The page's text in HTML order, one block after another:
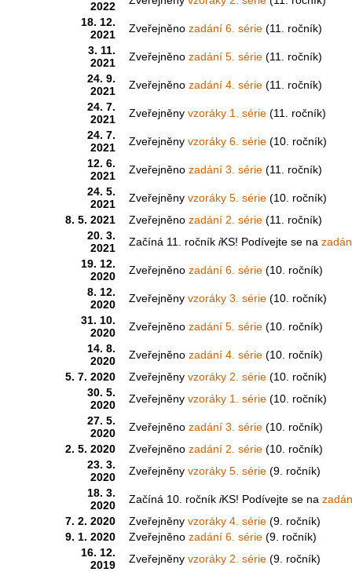
2022
18. 12.
2021
Zveřejněno zadání 6. série (11. ročník)
3. 11.
2021
Zveřejněno zadání 5. série (11. ročník)
24. 9.
2021
Zveřejněno zadání 4. série (11. ročník)
24. 7.
2021
Zveřejněny vzoráky 1. série (11. ročník)
24. 7.
2021
Zveřejněny vzoráky 6. série (10. ročník)
12. 6.
2021
Zveřejněno zadání 3. série (11. ročník)
24. 5.
2021
Zveřejněny vzoráky 5. série (10. ročník)
8. 5. 2021
Zveřejněno zadání 2. série (11. ročník)
20. 3.
2021
Začíná 11. ročník iKS! Podívejte se na
19. 12.
2020
Zveřejněno zadání 6. série (10. ročník)
8. 12.
2020
Zveřejněny vzoráky 3. série (10. ročník)
31. 10.
2020
Zveřejněno zadání 5. série (10. ročník)
14. 8.
2020
Zveřejněno zadání 4. série (10. ročník)
5. 7. 2020
Zveřejněny vzoráky 2. série (10. ročník)
30. 5.
2020
Zveřejněny vzoráky 1. série (10. ročník)
27. 5.
2020
Zveřejněno zadání 3. série (10. ročník)
2. 5. 2020
Zveřejněno zadání 2. série (10. ročník)
23. 3.
2020
Zveřejněny vzoráky 5. série (9. ročník)
18. 3.
2020
Začíná 10. ročník iKS! Podívejte se na
7. 2. 2020
Zveřejněny vzoráky 4. série (9. ročník)
9. 1. 2020
Zveřejněno zadání 6. série (9. ročník)
16. 12.
2019
Zveřejněny vzoráky 2. série (9. ročník)